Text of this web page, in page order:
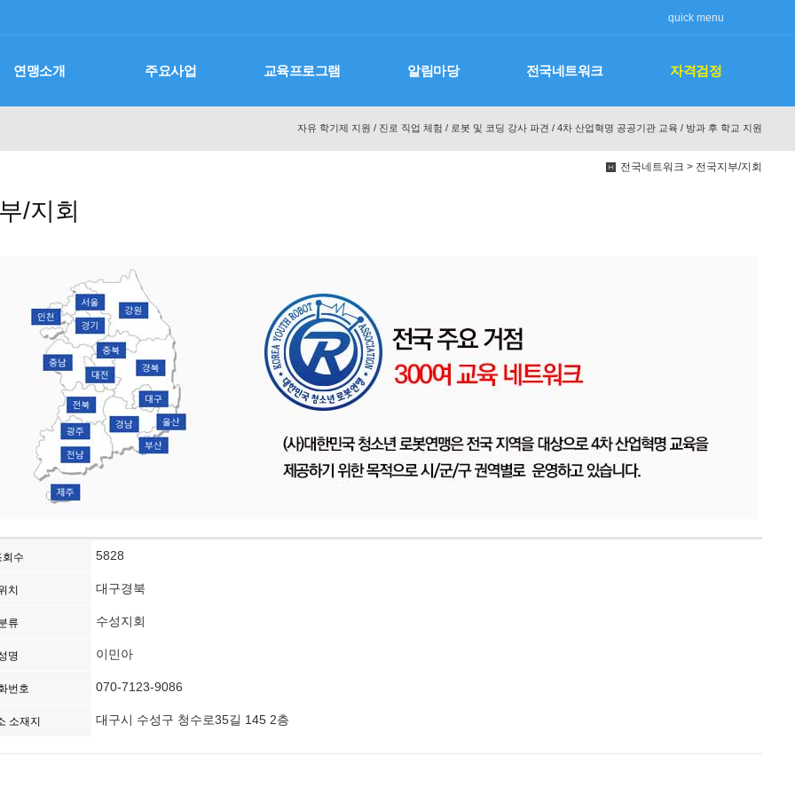
quick menu
연맹소개 주요사업 교육프로그램 알림마당 전국네트워크 자격검정
자유 학기제 지원 / 진로 직업 체험 / 로봇 및 코딩 강사 파견 / 4차 산업혁명 공공기관 교육 / 방과 후 학교 지원
전국네트워크 > 전국지부/지회
/지회
회수 5828
치 대구경북
류 수성지회
명 이민아
번호 070-7123-9086
소재지 대구시 수성구 청수로35길 145 2층